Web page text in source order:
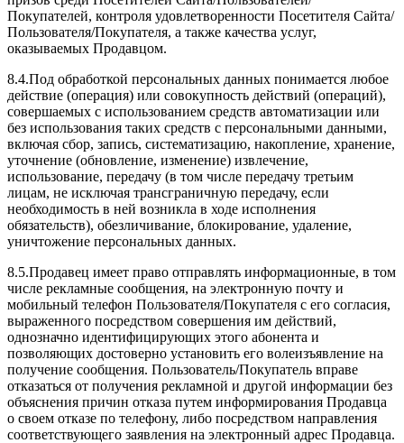
Покупателей, контроля удовлетворенности Посетителя Сайта/
Пользователя/Покупателя, а также качества услуг,
оказываемых Продавцом.
8.4.Под обработкой персональных данных понимается любое
действие (операция) или совокупность действий (операций),
совершаемых с использованием средств автоматизации или
без использования таких средств с персональными данными,
включая сбор, запись, систематизацию, накопление, хранение,
уточнение (обновление, изменение) извлечение,
использование, передачу (в том числе передачу третьим
лицам, не исключая трансграничную передачу, если
необходимость в ней возникла в ходе исполнения
обязательств), обезличивание, блокирование, удаление,
уничтожение персональных данных.
8.5.Продавец имеет право отправлять информационные, в том
числе рекламные сообщения, на электронную почту и
мобильный телефон Пользователя/Покупателя с его согласия,
выраженного посредством совершения им действий,
однозначно идентифицирующих этого абонента и
позволяющих достоверно установить его волеизъявление на
получение сообщения. Пользователь/Покупатель вправе
отказаться от получения рекламной и другой информации без
объяснения причин отказа путем информирования Продавца
о своем отказе по телефону, либо посредством направления
соответствующего заявления на электронный адрес Продавца.